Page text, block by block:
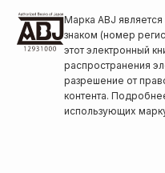
Марка ABJ
знаком (номер
этот электронный
распространения
разрешение от
контента.
использующих